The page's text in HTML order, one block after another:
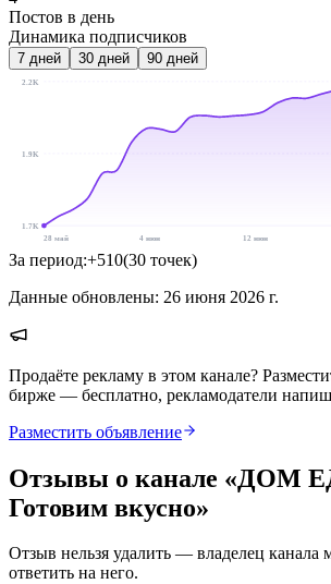
Постов в день
Динамика подписчиков
7 дней 30 дней 90 дней
2.2K
1.9K
1.7K
28 май
4 июн 12 июн
За период:+510(30 точек)
Данные обновлены: 26 июня 2026 г.
Продаёте рекламу в этом канале?
бирже — бесплатно, рекламодатели
Разместить объявление
Отзывы о канале «ДОМ
Готовим вкусно»
Отзыв нельзя удалить — владелец канала
ответить на него.